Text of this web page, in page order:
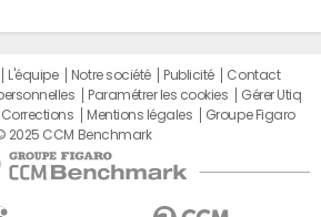
L'équipe Notre société Publicité
Contact
Paramétrer les cookies
Gérer Utiq
Corrections Mentions légales
Groupe Figaro
2025 CCM Benchmark